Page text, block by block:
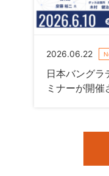
2026.06.22
日本バングラ
ミナーが開催